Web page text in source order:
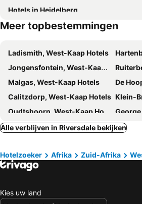
Hotels in Heidelberg
Meer topbestemmingen
Ladismith, West-Kaap Hotels
Jongensfontein, West-Kaap Hotels
Malgas, West-Kaap Hotels
De
Calitzdorp, West-Kaap Hotels Klein-
Oudtshoorn, West-Kaap Hotels
Vanwyksdorp, West-Kaap Hotels
Prince
Kaapstad, West-Kaap Hotels
Kempton Park, Gauteng Hotels
Hermanus, West-Kaap Hotels
Alle verblijven in Riversdale bekijken
Hotelzoeker Afrika Zuid-Afrika
Kies uw land